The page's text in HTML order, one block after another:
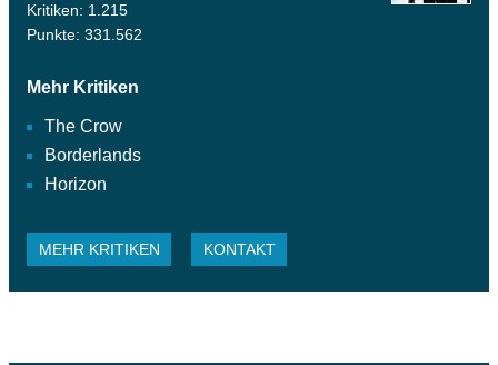
Kritiken: 1.215
Punkte: 331.562
Mehr Kritiken
The Crow
Borderlands
Horizon
MEHR KRITIKEN KONTAKT